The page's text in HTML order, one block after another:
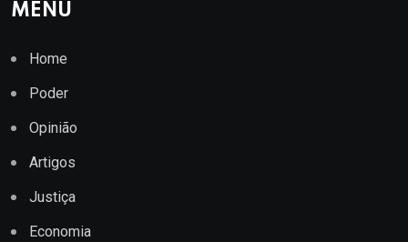
MENU
Home
Poder
Opinião
Artigos
Justiça
Economia